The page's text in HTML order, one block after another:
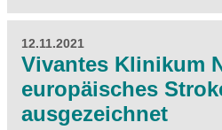
12.11.2021
Vivantes Klinikum
europäisches
ausgezeichnet